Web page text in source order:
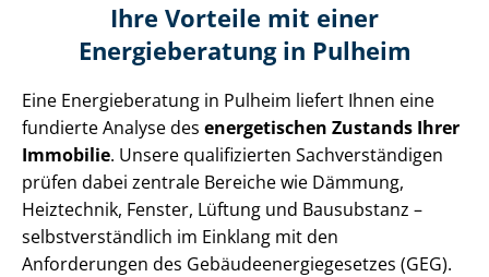
Ihre Vorteile mit einer
Energieberatung in Pulheim
Eine Energieberatung in Pulheim liefert Ihnen eine
fundierte Analyse des energetischen Zustands Ihrer
Immobilie. Unsere qualifizierten Sach­ver­stän­di­gen
prüfen dabei zentrale Bereiche wie Dämmung,
Heiztechnik, Fenster, Lüftung und Bausubstanz –
selbst­ver­ständ­lich im Einklang mit den
Anforderungen des Ge­bäu­de­en­er­gie­ge­set­zes (GEG).